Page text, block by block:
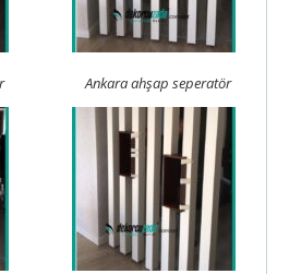
Ankara ahşap seperatör